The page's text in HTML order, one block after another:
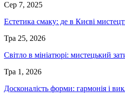
Сер 7, 2025
Естетика смаку: де в Києві
Тра 25, 2026
Світло в мініатюрі: мистецький
Тра 1, 2026
Досконалість форми: гармонія і